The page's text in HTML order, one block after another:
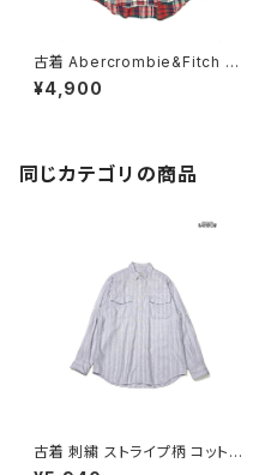
古着 Abercrombie&Fitch ア
バクロンビーアンドフィッチ 前
開き チェック柄 コットン100％
¥4,900
同じカテゴリの商品
古着 刺繍 ストライプ柄 コットン
100％ 長袖 シャツ パステル 紫